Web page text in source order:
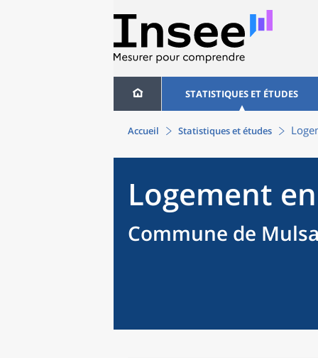
STATISTIQUES ET ÉTUDES
Accueil Statistiques et études
Logement
Commune de